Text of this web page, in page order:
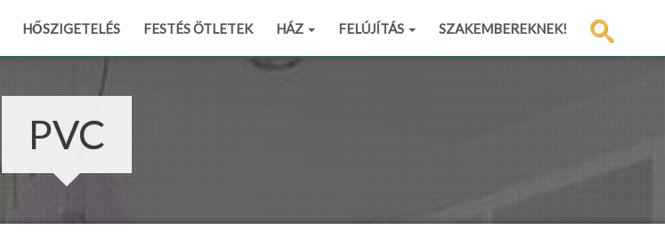
HŐSZIGETELÉS FESTÉS ÖTLETEK HÁZ FELÚJÍTÁS SZAKEMBEREKNEK!
PVC